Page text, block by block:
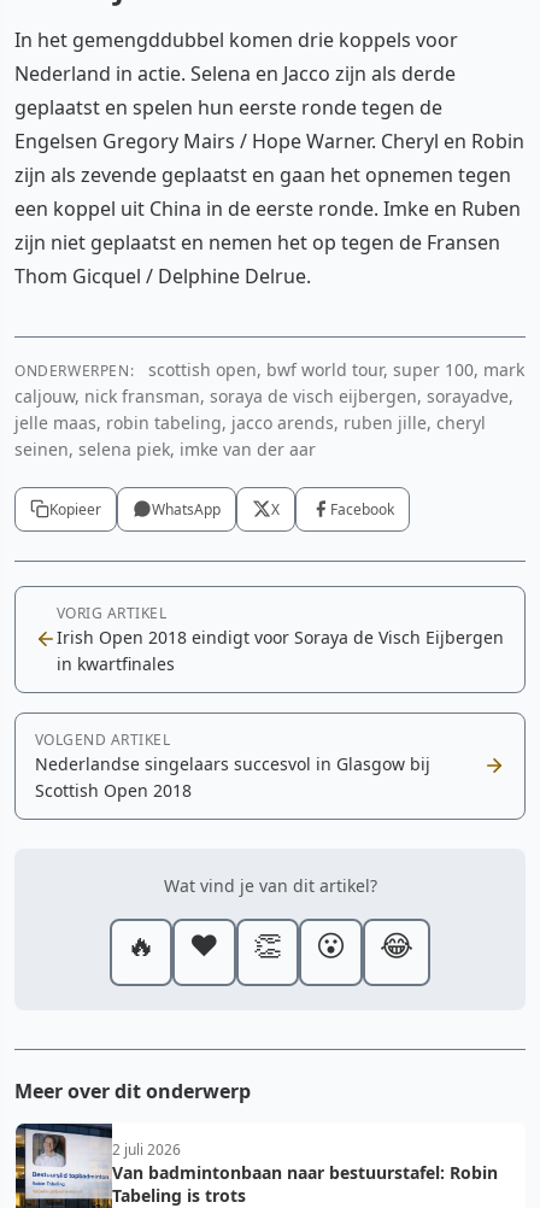
In het gemengddubbel komen drie koppels voor
Nederland in actie. Selena en Jacco zijn als derde
geplaatst en spelen hun eerste ronde tegen de
Engelsen Gregory Mairs / Hope Warner. Cheryl en Robin
zijn als zevende geplaatst en gaan het opnemen tegen
een koppel uit China in de eerste ronde. Imke en Ruben
zijn niet geplaatst en nemen het op tegen de Fransen
Thom Gicquel / Delphine Delrue.
ONDERWERPEN:
scottish open, bwf world tour, super 100, mark
caljouw, nick fransman, soraya de visch eijbergen, sorayadve,
jelle maas, robin tabeling, jacco arends, ruben jille, cheryl
seinen, selena piek, imke van der aar
Kopieer WhatsApp X Facebook
VORIG ARTIKEL
Irish Open 2018 eindigt voor Soraya de Visch Eijbergen
in kwartfinales
VOLGEND ARTIKEL
Nederlandse singelaars succesvol in Glasgow bij
Scottish Open 2018
Wat vind je van dit artikel?
🔥 ❤️ 👏 😮 😂
Meer over dit onderwerp
2 juli 2026
Van badmintonbaan naar bestuurstafel: Robin
Tabeling is trots